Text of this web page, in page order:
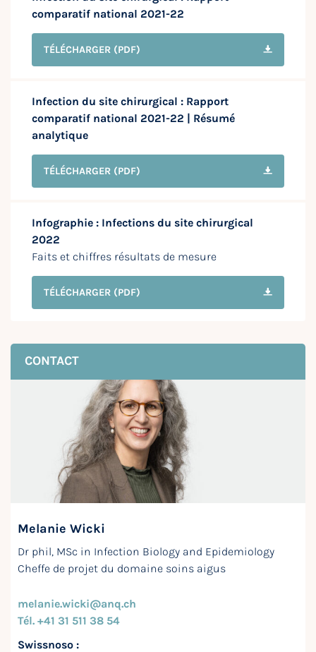
CONTACT
Melanie Wicki
Dr phil, MSc in Infection Biology and Epidemiology
Cheffe de projet du domaine soins aigus
melanie.wicki@anq.ch
Tél. +41 31 511 38 54
Swissnoso :
comparatif national 2021-22
TÉLÉCHARGER (PDF)
Infection du site chirurgical : Rapport
comparatif national 2021-22 | Résumé
analytique
TÉLÉCHARGER (PDF)
Infographie : Infections du site chirurgical
2022
Faits et chiffres résultats de mesure
TÉLÉCHARGER (PDF)